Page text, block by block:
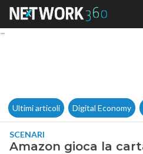
Ultimi articoli Digital Economy
SCENARI
Amazon gioca la